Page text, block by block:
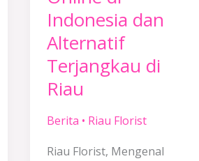
Indonesia dan
Alternatif
Terjangkau di
Riau
Berita • Riau Florist
Riau Florist, Mengenal
di
Riau